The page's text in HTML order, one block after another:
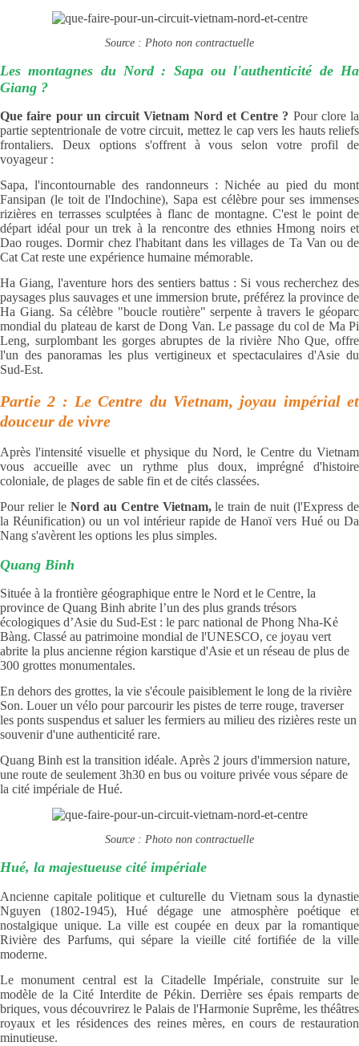
Source : Photo non contractuelle
Les montagnes du Nord : Sapa ou l'authenticité de Ha
Giang ?
Que faire pour un circuit Vietnam Nord et Centre ? Pour clore la
partie septentrionale de votre circuit, mettez le cap vers les hauts reliefs
frontaliers. Deux options s'offrent à vous selon votre profil de
voyageur :
Sapa, l'incontournable des randonneurs : Nichée au pied du mont
Fansipan (le toit de l'Indochine), Sapa est célèbre pour ses immenses
rizières en terrasses sculptées à flanc de montagne. C'est le point de
départ idéal pour un trek à la rencontre des ethnies Hmong noirs et
Dao rouges. Dormir chez l'habitant dans les villages de Ta Van ou de
Cat Cat reste une expérience humaine mémorable.
Ha Giang, l'aventure hors des sentiers battus : Si vous recherchez des
paysages plus sauvages et une immersion brute, préférez la province de
Ha Giang. Sa célèbre "boucle routière" serpente à travers le géoparc
mondial du plateau de karst de Dong Van. Le passage du col de Ma Pi
Leng, surplombant les gorges abruptes de la rivière Nho Que, offre
l'un des panoramas les plus vertigineux et spectaculaires d'Asie du
Sud-Est.
Partie 2 : Le Centre du Vietnam, joyau impérial et
douceur de vivre
Après l'intensité visuelle et physique du Nord, le Centre du Vietnam
vous accueille avec un rythme plus doux, imprégné d'histoire
coloniale, de plages de sable fin et de cités classées.
Pour relier le Nord au Centre Vietnam,le train de nuit (l'Express de
la Réunification) ou un vol intérieur rapide de Hanoï vers Hué ou Da
Nang s'avèrent les options les plus simples.
Quang Binh
Située à la frontière géographique entre le Nord et le Centre, la
province de Quang Binh abrite l’un des plus grands trésors
écologiques d’Asie du Sud-Est : le parc national de Phong Nha-Kẻ
Bàng. Classé au patrimoine mondial de l'UNESCO, ce joyau vert
abrite la plus ancienne région karstique d'Asie et un réseau de plus de
300 grottes monumentales.
En dehors des grottes, la vie s'écoule paisiblement le long de la rivière
Son. Louer un vélo pour parcourir les pistes de terre rouge, traverser
les ponts suspendus et saluer les fermiers au milieu des rizières reste un
souvenir d'une authenticité rare.
Quang Binh est la transition idéale. Après 2 jours d'immersion nature,
une route de seulement 3h30 en bus ou voiture privée vous sépare de
la cité impériale de Hué.
Source : Photo non contractuelle
Hué, la majestueuse cité impériale
Ancienne capitale politique et culturelle du Vietnam sous la dynastie
Nguyen (1802-1945), Hué dégage une atmosphère poétique et
nostalgique unique. La ville est coupée en deux par la romantique
Rivière des Parfums, qui sépare la vieille cité fortifiée de la ville
moderne.
Le monument central est la Citadelle Impériale, construite sur le
modèle de la Cité Interdite de Pékin. Derrière ses épais remparts de
briques, vous découvrirez le Palais de l'Harmonie Suprême, les théâtres
royaux et les résidences des reines mères, en cours de restauration
minutieuse.